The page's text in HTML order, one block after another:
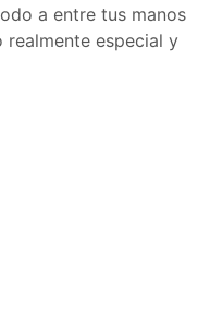
a entre tus manos
realmente especial y